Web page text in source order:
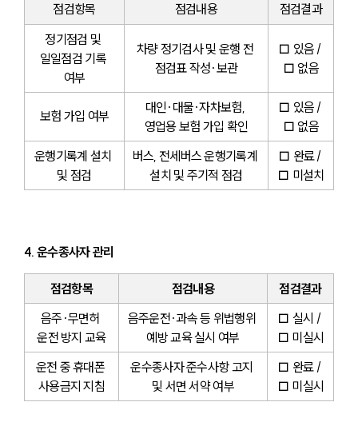
점검항목 점검내용
점검결과
정기점검 및
일일점검 기록
여부
차량 정기검사 및 운행 전
점검표 작성·보관
□ 있음 /
□ 없음
보험 가입 여부
대인·대물·자차보험,
영업용 보험 가입 확인
□ 있음 /
□ 없음
운행기록계 설치
및 점검
버스, 전세버스 운행기록계
설치 및 주기적 점검
□ 완료 /
□ 미설치
4. 운수종사자 관리
점검항목 점검내용
점검결과
음주·무면허
운전 방지 교육
음주운전·과속 등 위법행위
예방 교육 실시 여부
□ 실시 /
□ 미실시
운전 중 휴대폰
사용금지 지침
운수종사자 준수사항 고지
및 서면 서약 여부
□ 완료 /
□ 미실시